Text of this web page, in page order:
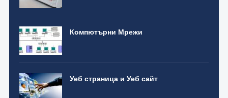
Компютърни Мрежи
Уеб страница и Уеб сайт